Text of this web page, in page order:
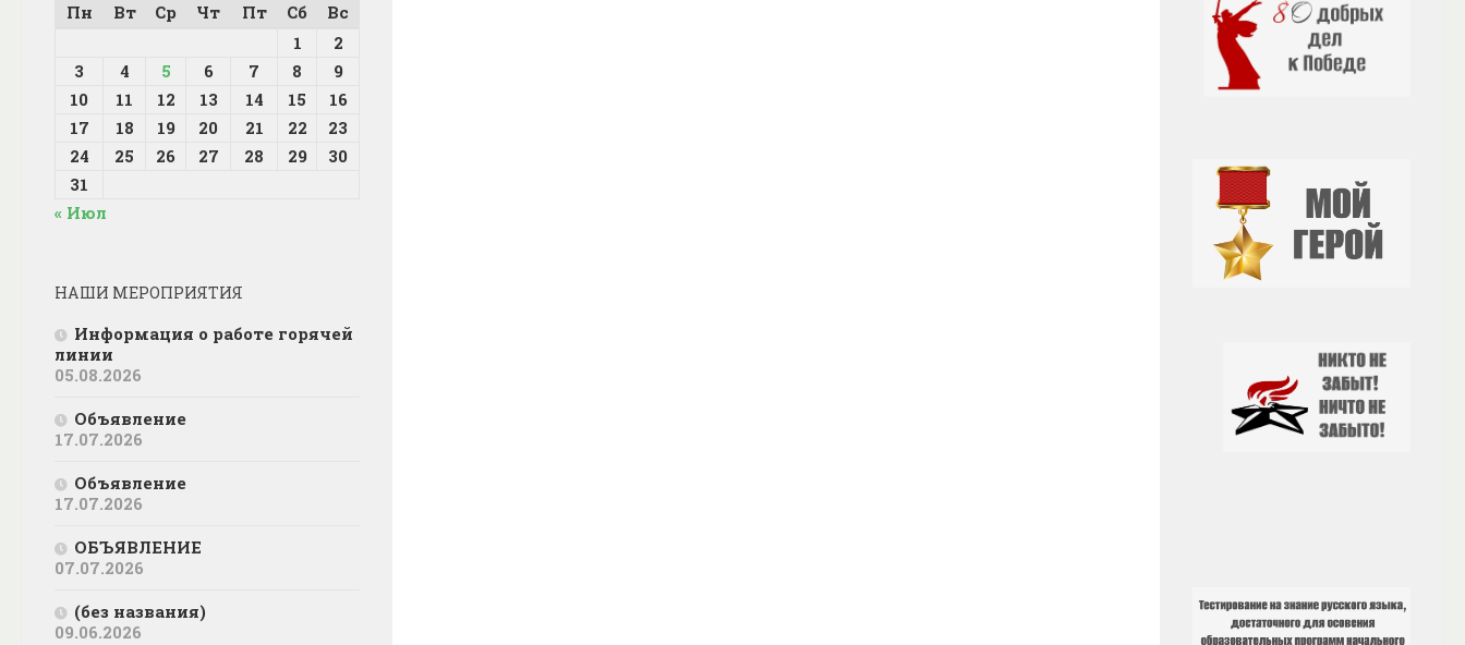
Пн
Вт Ср Чт Пт Сб
Вс
1
2
3
4 5 6 7 8
9
10
11 12 13 14 15
16
17
18 19 20 21 22
23
24
25 26 27 28 29
30
31
« Июл
НАШИ МЕРОПРИЯТИЯ
Информация о работе горячей
линии
05.08.2026
Объявление
17.07.2026
Объявление
17.07.2026
ОБЪЯВЛЕНИЕ
07.07.2026
(без названия)
09.06.2026